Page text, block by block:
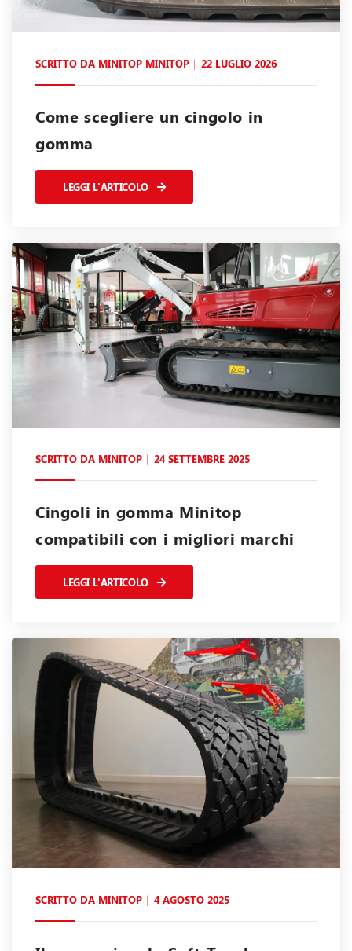
SCRITTO DA MINITOP MINITOP 22 LUGLIO 2026
Come scegliere un cingolo in
gomma
LEGGI L'ARTICOLO
SCRITTO DA MINITOP 24 SETTEMBRE 2025
Cingoli in gomma Minitop
compatibili con i migliori marchi
LEGGI L'ARTICOLO
SCRITTO DA MINITOP 4 AGOSTO 2025